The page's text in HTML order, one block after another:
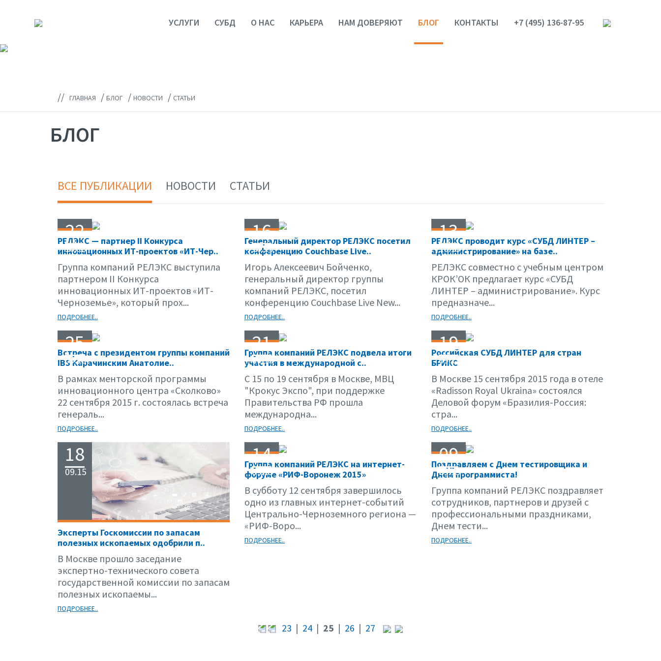
УСЛУГИ СУБД О НАС КАРЬЕРА НАМ ДОВЕРЯЮТ БЛОГ КОНТАКТЫ +7 (495) 136-87-95
// ГЛАВНАЯ / БЛОГ / НОВОСТИ / СТАТЬИ
БЛОГ
ВСЕ ПУБЛИКАЦИИ НОВОСТИ СТАТЬИ
22
10.15
РЕЛЭКС — партнер II Конкурса
инновационных ИТ-проектов «ИТ-Чер..
Группа компаний РЕЛЭКС выступила
партнером II Конкурса
инновационных ИТ-проектов «ИТ-
Черноземье», который прох...
ПОДРОБНЕЕ..
16
10.15
Генеральный директор РЕЛЭКС посетил
конференцию Couchbase Live..
Игорь Алексеевич Бойченко,
генеральный директор группы
компаний РЕЛЭКС, посетил
конференцию Couchbase Live New...
ПОДРОБНЕЕ..
13
10.15
РЕЛЭКС проводит курс «СУБД ЛИНТЕР –
администрирование» на базе..
РЕЛЭКС совместно с учебным центром
КРОК’ОК предлагает курс «СУБД
ЛИНТЕР – администрирование». Курс
предназначе...
ПОДРОБНЕЕ..
25
09.15
Встреча с президентом группы компаний
IBS Карачинским Анатолие..
В рамках менторской программы
инновационного центра «Сколково»
22 сентября 2015 г. состоялась встреча
генераль...
ПОДРОБНЕЕ..
21
09.15
Группа компаний РЕЛЭКС подвела итоги
участия в международной с..
С 15 по 19 сентября в Москве, МВЦ
"Крокус Экспо", при поддержке
Правительства РФ прошла
международна...
ПОДРОБНЕЕ..
19
09.15
Российская СУБД ЛИНТЕР для стран
БРИКС
В Москве 15 сентября 2015 года в отеле
«Radisson Royal Ukraina» состоялся
Деловой форум «Бразилия-Россия:
стра...
ПОДРОБНЕЕ..
18
09.15
Эксперты Госкомиссии по запасам
полезных ископаемых одобрили п..
В Москве прошло заседание
экспертно-технического совета
государственной комиссии по запасам
полезных ископаемы...
ПОДРОБНЕЕ..
14
09.15
Группа компаний РЕЛЭКС на интернет-
форуме «РИФ-Воронеж 2015»
В субботу 12 сентября завершилось
одно из главных интернет-событий
Центрально-Черноземного региона —
«РИФ-Воро...
ПОДРОБНЕЕ..
09
09.15
Поздравляем с Днем тестировщика и
Днем программиста!
Группа компаний РЕЛЭКС поздравляет
сотрудников, партнеров и друзей с
профессиональными праздниками,
Днем тести...
ПОДРОБНЕЕ..
23 | 24 | 25 | 26 | 27